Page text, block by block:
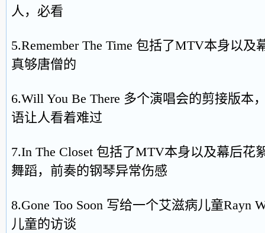
人，必看
5.Remember The Time 包括了MTV本身以
真够唐僧的
6.Will You Be There 多个演唱会的剪接版本
语让人看着难过
7.In The Closet 包括了MTV本身以及幕后花
舞蹈，前奏的钢琴异常伤感
8.Gone Too Soon 写给一个艾滋病儿童Rayn
儿童的访谈